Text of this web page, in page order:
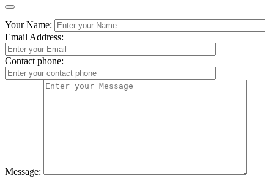
Your Name:
Email Address:
Contact phone:
Message: